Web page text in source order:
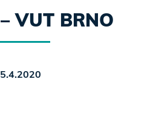
VUT BRNO